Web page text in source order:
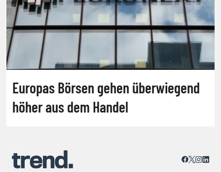
Europas Börsen gehen überwiegend
höher aus dem Handel